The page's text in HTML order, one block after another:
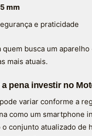
mm
e praticidade
busca um
mais atuais.
pena investir no
variar conforme a
como um smartphone
conjunto atualizado de